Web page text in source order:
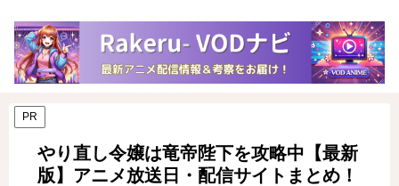
PR
やり直し令嬢は竜帝陛下を攻略中【最新
版】アニメ放送日・配信サイトまとめ！